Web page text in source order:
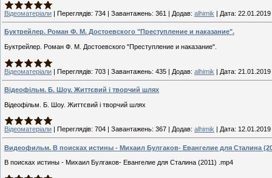
Відеоматеріали | Переглядів: 734 | Завантажень: 361 | Додав: alhimik | Дата: 22.01.2019
Буктрейлер. Роман Ф. М. Достоевского "Преступление и наказание".
Буктрейлер. Роман Ф. М. Достоевского "Преступление и наказание".
Відеоматеріали | Переглядів: 703 | Завантажень: 435 | Додав: alhimik | Дата: 21.01.2019
Відеофільм. Б. Шоу. Життєвий і творчий шлях
Відеофільм. Б. Шоу. Життєвий і творчий шлях
Відеоматеріали | Переглядів: 704 | Завантажень: 367 | Додав: alhimik | Дата: 12.01.2019
Видеофильм. В поисках истины - Михаил Булгаков- Евангелие для Сталина
В поисках истины - Михаил Булгаков- Евангелие для Сталина (2011) .mp4